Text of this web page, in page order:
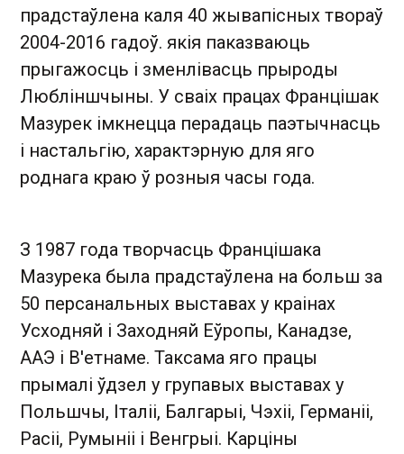
прадстаўлена каля 40 жывапісных твораў
2004-2016 гадоў. якія паказваюць
прыгажосць і зменлівасць прыроды
Любліншчыны. У сваіх працах Францішак
Мазурек імкнецца перадаць паэтычнасць
і настальгію, характэрную для яго
роднага краю ў розныя часы года.
З 1987 года творчасць Францішака
Мазурека была прадстаўлена на больш за
50 персанальных выставах у краінах
Усходняй і Заходняй Еўропы, Канадзе,
ААЭ і В'етнаме. Таксама яго працы
прымалі ўдзел у групавых выставах у
Польшчы, Італіі, Балгарыі, Чэхіі, Германіі,
Расіі, Румыніі і Венгрыі. Карціны